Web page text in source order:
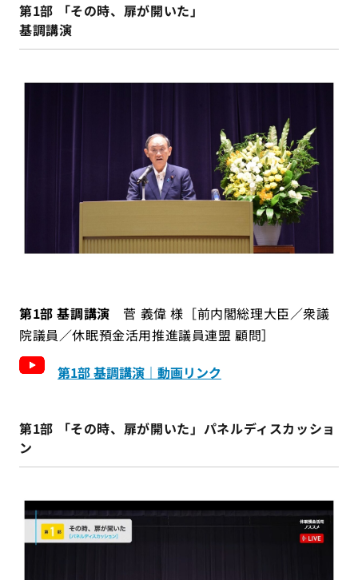
第1部 「その時、扉が開いた」
基調講演
第1部 基調講演 菅 義偉 様［前内閣総理大臣／衆議
院議員／休眠預金活用推進議員連盟 顧問］
第1部 基調講演｜動画リンク
第1部 「その時、扉が開いた」パネルディスカッショ
ン